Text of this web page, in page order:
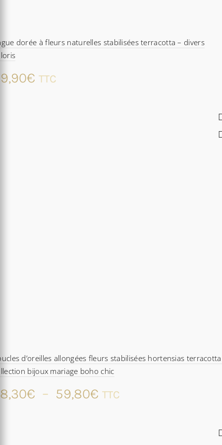
dorée à fleurs naturelles stabilisées terracotta – divers
€ TTC
d’oreilles allongées fleurs stabilisées hortensias
bijoux mariage boho chic
€ – 59,80€ Plage
TTC